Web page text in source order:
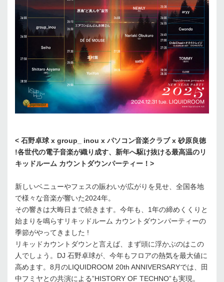
< 石野卓球 x group_ inou x パソコン音楽クラブ x 砂原良徳
!各世代の電子音楽が織り成す、新年へ駆け抜ける最高温のリ
キッドルーム カウントダウンパーティー！>
新しいベニューやフェスの賑わいが広がりを見せ、全国各地
で様々な音楽が響いた2024年。
その響きは大晦日まで続きます。今年も、1年の締めくくりと
始まりを鳴らすリキッドルーム カウントダウンパーティーの
季節がやってきました !
リキッドカウントダウンと言えば、まず頭に浮かぶのはこの
人でしょう。DJ 石野卓球が、今年もフロアの熱気を最大値に
高めます。8月のLIQUIDROOM 20th ANNIVERSARYでは、田
中フミヤとの共演による”HISTORY OF TECHNO”も実現。